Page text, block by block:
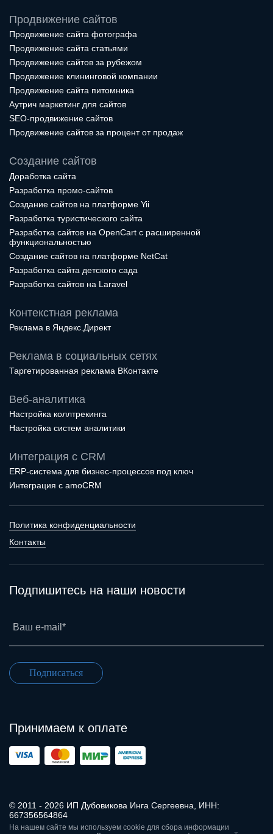
Продвижение сайтов
Продвижение сайта фотографа
Продвижение сайта статьями
Продвижение сайтов за рубежом
Продвижение клининговой компании
Продвижение сайта питомника
Аутрич маркетинг для сайтов
SEO-продвижение сайтов
Продвижение сайтов за процент от продаж
Создание сайтов
Доработка сайта
Разработка промо-сайтов
Создание сайтов на платформе Yii
Разработка туристического сайта
Разработка сайтов на OpenCart с расширенной
функциональностью
Создание сайтов на платформе NetCat
Разработка сайта детского сада
Разработка сайтов на Laravel
Контекстная реклама
Реклама в Яндекс.Директ
Реклама в социальных сетях
Таргетированная реклама ВКонтакте
Веб-аналитика
Настройка коллтрекинга
Настройка систем аналитики
Интеграция с CRM
ERP-система для бизнес-процессов под ключ
Интеграция с amoCRM
Политика конфиденциальности
Контакты
Подпишитесь на наши новости
Ваш e-mail*
Подписаться
Принимаем к оплате
© 2011 - 2026 ИП Дубовикова Инга Сергеевна, ИНН:
667356564864
На нашем сайте мы используем cookie для сбора информации